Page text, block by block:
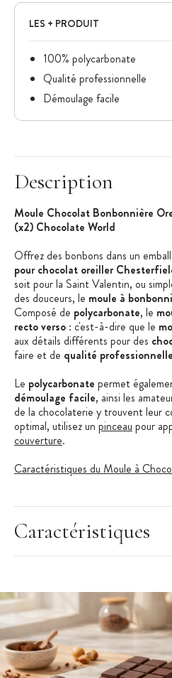
LES + PRODUIT
100% polycarbonate
Qualité professionnelle
Démoulage facile
Description
Moule Chocolat Bonbonnière
(x2) Chocolate World
Offrez des bonbons dans un
pour chocolat oreiller
soit pour la Saint Valentin, ou
des douceurs, le moule à
Composé de polycarbonate, le
recto verso : c'est-à-dire que le
aux détails différents pour des
faire et de qualité professionnelle
Le polycarbonate permet
démoulage facile, ainsi les
de la chocolaterie y trouvent leur
optimal, utilisez un pinceau pour
couverture.
Caractéristiques du Moule à
Forme : Bonbonnière, Oreiller
Nombre d'empreintes : 2 (1x2)
du chocolat pour un moulage
Dimensions du moulage dessus :
Dimensions du moule dessous
Poids du moulage final dessus
Poids du moulage final dessous
Caractéristiques